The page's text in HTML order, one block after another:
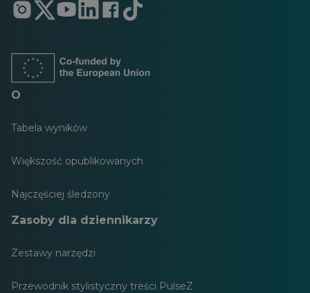
Otwiera
się
karcie
Otwiera
się
karcie
Otwiera
się
karcie
Otwiera
się
karcie
Otwiera
się
karcie
Otwiera
się
O
Tabela wyników
Większość opublikowanych
Najczęściej śledzony
Zasoby dla dziennikarzy
Zestawy narzędzi
Przewodnik stylistyczny treści PulseZ